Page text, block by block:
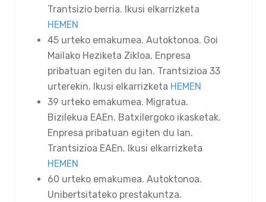
Trantsizio berria. Ikusi elkarrizketa
HEMEN
45 urteko emakumea. Autoktonoa. Goi
Mailako Heziketa Zikloa. Enpresa
pribatuan egiten du lan. Trantsizioa 33
urterekin. Ikusi elkarrizketa HEMEN
39 urteko emakumea. Migratua.
Bizilekua EAEn. Batxilergoko ikasketak.
Enpresa pribatuan egiten du lan.
Trantsizioa EAEn. Ikusi elkarrizketa
HEMEN
60 urteko emakumea. Autoktonoa.
Unibertsitateko prestakuntza.